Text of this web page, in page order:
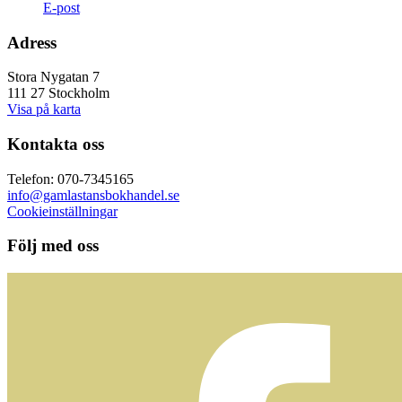
E-post
Adress
Stora Nygatan 7
111 27 Stockholm
Visa på karta
Kontakta oss
Telefon: 070-7345165
info@gamlastansbokhandel.se
Cookieinställningar
Följ med oss